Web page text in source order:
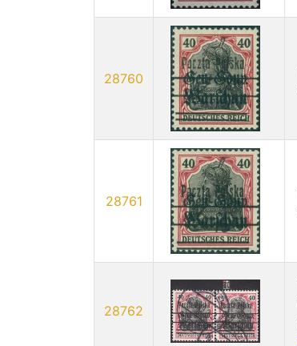
28760
28761
28762